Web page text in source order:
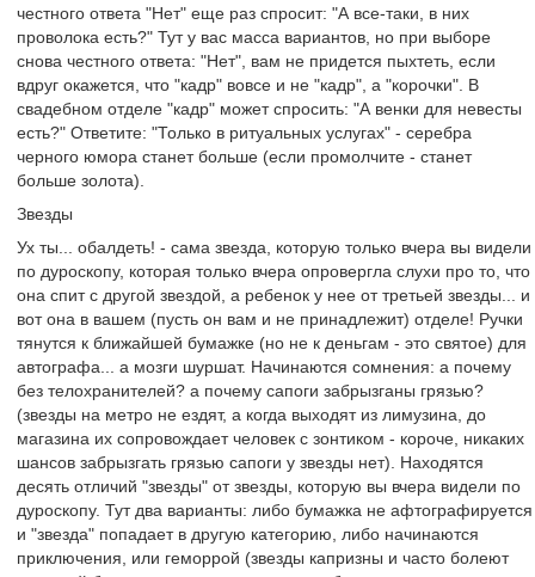
честного ответа "Нет" еще раз спросит: "А все-таки, в них
проволока есть?" Тут у вас масса вариантов, но при выборе
снова честного ответа: "Нет", вам не придется пыхтеть, если
вдруг окажется, что "кадр" вовсе и не "кадр", а "корочки". В
свадебном отделе "кадр" может спросить: "А венки для невесты
есть?" Ответите: "Только в ритуальных услугах" - серебра
черного юмора станет больше (если промолчите - станет
больше золота).
Звезды
Ух ты... обалдеть! - сама звезда, которую только вчера вы видели
по дуроскопу, которая только вчера опровергла слухи про то, что
она спит с другой звездой, а ребенок у нее от третьей звезды... и
вот она в вашем (пусть он вам и не принадлежит) отделе! Ручки
тянутся к ближайшей бумажке (но не к деньгам - это святое) для
автографа... а мозги шуршат. Начинаются сомнения: а почему
без телохранителей? а почему сапоги забрызганы грязью?
(звезды на метро не ездят, а когда выходят из лимузина, до
магазина их сопровождает человек с зонтиком - короче, никаких
шансов забрызгать грязью сапоги у звезды нет). Находятся
десять отличий "звезды" от звезды, которую вы вчера видели по
дуроскопу. Тут два варианты: либо бумажка не афтографируется
и "звезда" попадает в другую категорию, либо начинаются
приключения, или геморрой (звезды капризны и часто болеют